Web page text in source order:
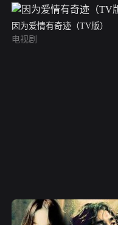
因为爱情有奇迹（TV版）
电视剧